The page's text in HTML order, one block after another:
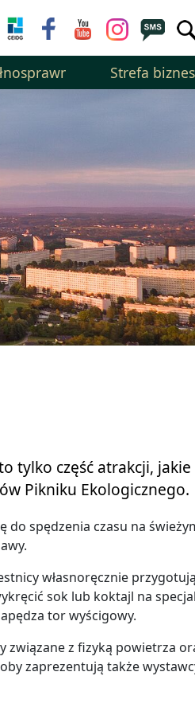
Strefa
tylko część atrakcji, jakie
Pikniku Ekologicznego.
do spędzenia czasu na
własnoręcznie
sok lub koktajl na
tor wyścigowy.
związane z fizyką powietrza
zaprezentują także